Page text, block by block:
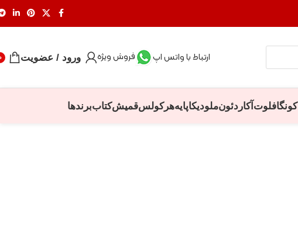
ارتباط با واتس اپ فروش ویژه ورود / عضویت
فلوت آکاردئونملودیکاپایههرکولسقمیشکتاببرندها